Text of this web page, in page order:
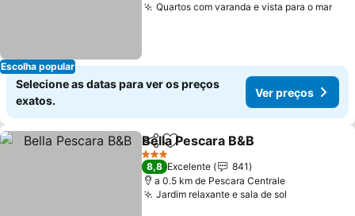
Escolha popular
Quartos com varanda e vista para o mar
Selecione as datas para ver os preços
exatos.
Ver preços
PartilharAdicionar aos favoritos
Bella Pescara B&B
3 Estrelas
8,8 Excelente
841
a 0.5 km de Pescara Centrale
Jardim relaxante e sala de sol